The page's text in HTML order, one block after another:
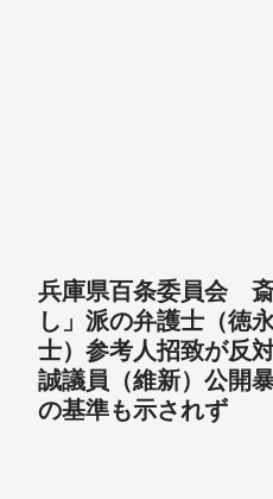
兵庫県百条委員会
し」派の弁護士（徳
士）参考人招致が反
誠議員（維新）公開
の基準も示されず